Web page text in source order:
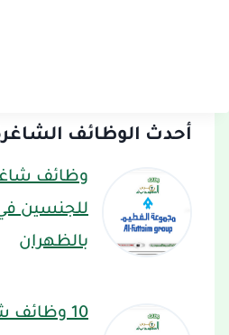
أحدث الوظائف
وظائف
للجنسين
بالظهران
10 وظائف